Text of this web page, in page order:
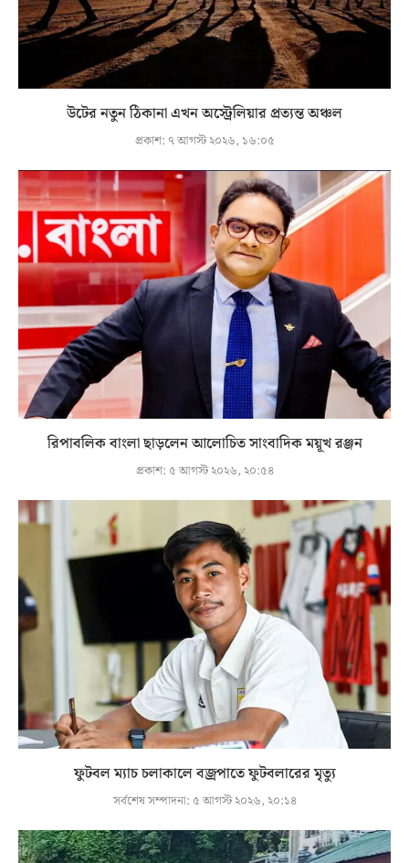
উটের নতুন ঠিকানা এখন অস্ট্রেলিয়ার প্রত্যন্ত অঞ্চল
প্রকাশ: ৭ আগস্ট ২০২৬, ১৬:০৫
রিপাবলিক বাংলা ছাড়লেন আলোচিত সাংবাদিক ময়ূখ রঞ্জন
প্রকাশ: ৫ আগস্ট ২০২৬, ২০:৫৪
ফুটবল ম্যাচ চলাকালে বজ্রপাতে ফুটবলারের মৃত্যু
সর্বশেষ সম্পাদনা: ৫ আগস্ট ২০২৬, ২০:১৪